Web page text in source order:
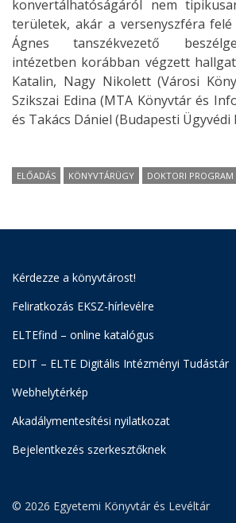
konvertálhatóságáról nem
területek, akár a versenyszféra
Ágnes tanszékvezető
intézetben korábban végzett
Katalin, Nagy Nikolett (Városi
Szikszai Edina (MTA Könyvtár és
és Takács Dániel (Budapesti Ügyvédi
ELŐADÁS KÖNYVTÁRÜGY DOKTORI PROGRAM
Kérdezze a könyvtárost!
Feliratkozás EKSZ-hírlevélre
ELTEfind – online katalógus
EDIT – ELTE Digitális Intézményi Tudástár
Webhelytérkép
Akadálymentesítési nyilatkozat
Bejelentkezés szerkesztőknek
© 2026 Egyetemi Könyvtár és Levéltár